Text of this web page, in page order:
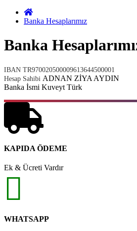
Banka Hesaplarımız
Banka
IBAN TR970020500009613644500001
Hesap Sahibi ADNAN ZİYA AYDIN
Banka İsmi Kuveyt Türk
KAPIDA ÖDEME
Ek & Ücreti Vardır
WHATSAPP